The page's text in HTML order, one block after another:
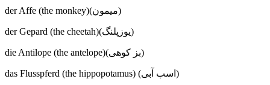
der Affe (the monkey)(میمون)
der Gepard (the cheetah)(یوزپلنگ)
die Antilope (the antelope)(بز کوهی)
das Flusspferd (the hippopotamus) (اسب آبی)